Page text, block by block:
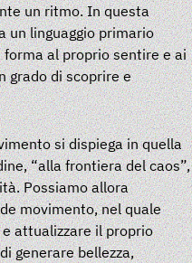
un ritmo. In questa
un linguaggio primario
forma al proprio sentire e ai
grado di scoprire e
si dispiega in quella
“alla frontiera del caos”,
Possiamo allora
movimento, nel quale
attualizzare il proprio
generare bellezza,